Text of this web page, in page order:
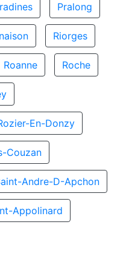
Pralong
Riorges
Roanne Roche
En-Donzy
Couzan
Andre-D-Apchon
Appolinard